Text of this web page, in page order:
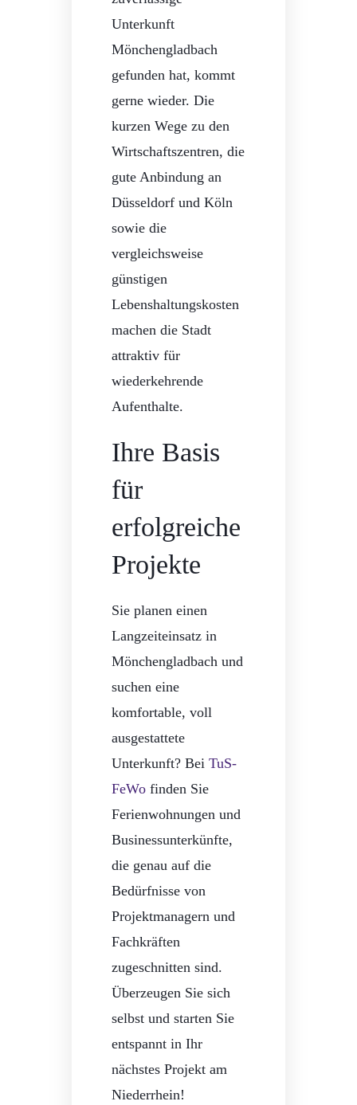
Unterkunft
Mönchengladbach
gefunden hat, kommt
gerne wieder. Die
kurzen Wege zu den
Wirtschaftszentren, die
gute Anbindung an
Düsseldorf und Köln
sowie die
vergleichsweise
günstigen
Lebenshaltungskosten
machen die Stadt
attraktiv für
wiederkehrende
Aufenthalte.
Ihre Basis
für
erfolgreiche
Projekte
Sie planen einen
Langzeiteinsatz in
Mönchengladbach und
suchen eine
komfortable, voll
ausgestattete
Unterkunft? Bei TuS-
FeWo finden Sie
Ferienwohnungen und
Businessunterkünfte,
die genau auf die
Bedürfnisse von
Projektmanagern und
Fachkräften
zugeschnitten sind.
Überzeugen Sie sich
selbst und starten Sie
entspannt in Ihr
nächstes Projekt am
Niederrhein!